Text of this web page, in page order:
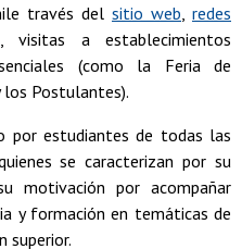
través del sitio web, redes
, visitas a establecimientos
(como la Feria de
los Postulantes).
por estudiantes de todas las
se caracterizan por su
motivación por acompañar
y formación en temáticas de
superior.